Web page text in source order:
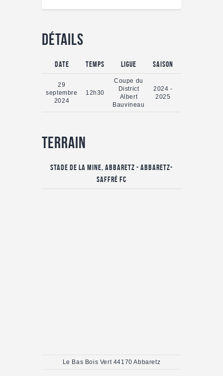
Détails
Date Temps Ligue Saison
29
septembre
2024
12h30
Coupe du
District
Albert
Bauvineau
2024 -
2025
Terrain
Stade de la Mine, Abbaretz - Abbaretz-
Saffré FC
Le Bas Bois Vert 44170 Abbaretz